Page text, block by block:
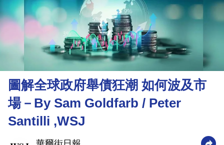
投
資
樓
市
理
財
商
業
科
圖解全球政府舉債狂潮 如何波及市
場－By Sam Goldfarb / Peter
Santilli ,WSJ